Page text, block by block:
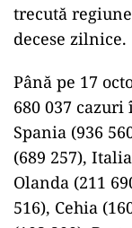
trecută
decese zilnice.
Până pe 17
680 037 cazuri
Spania (936
(689 257),
Olanda (211
516), Cehia